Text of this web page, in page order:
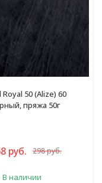
Royal 50 (Alize) 60
пряжа 50г
руб. 298 руб.
В наличии